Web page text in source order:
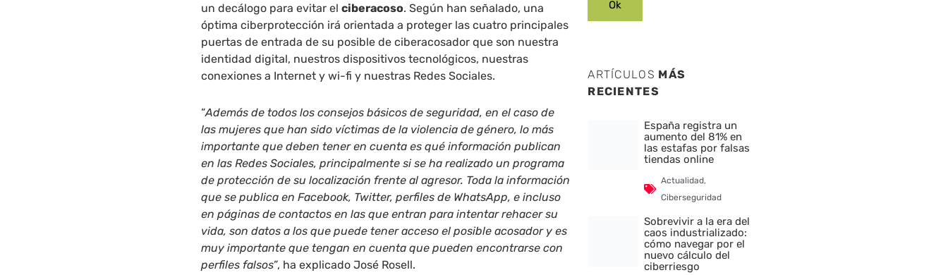
un decálogo para evitar elciberacoso. Según han señalado, una
óptima ciberprotección irá orientada a proteger las cuatro principales
puertas de entrada de su posible de ciberacosador que son nuestra
identidad digital, nuestros dispositivos tecnológicos, nuestras
conexiones a Internet y wi-fi y nuestras Redes Sociales.
“Además de todos los consejos básicos de seguridad, en el caso de
las mujeres que han sido víctimas de la violencia de género, lo más
importante que deben tener en cuenta es qué información publican
en las Redes Sociales, principalmente si se ha realizado un programa
de protección de su localización frente al agresor. Toda la información
que se publica en Facebook, Twitter, perfiles de WhatsApp, e incluso
en páginas de contactos en las que entran para intentar rehacer su
vida, son datos a los que puede tener acceso el posible acosador y es
muy importante que tengan en cuenta que pueden encontrarse con
perfiles falsos”, ha explicado José Rosell.
ARTÍCULOS MÁS
RECIENTES
España registra un
aumento del 81% en
las estafas por falsas
tiendas online
Actualidad,
Ciberseguridad
Sobrevivir a la era del
caos industrializado:
cómo navegar por el
nuevo cálculo del
ciberriesgo